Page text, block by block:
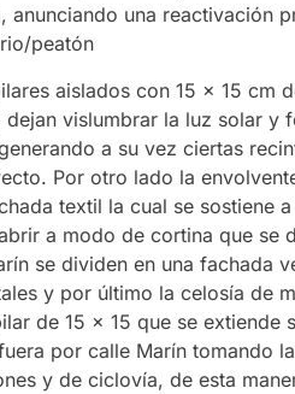
anunciando una reactivación
peatón
aislados con 15 x 15 cm
dejan vislumbrar la luz solar y
a su vez ciertas
Por otro lado la
textil la cual se sostiene
a modo de cortina que se
se dividen en una fachada
y por último la celosía de
de 15 x 15 que se
por calle Marín tomando
y de ciclovía, de esta